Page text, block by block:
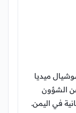
ميديا
عن الشؤون
في اليمن.